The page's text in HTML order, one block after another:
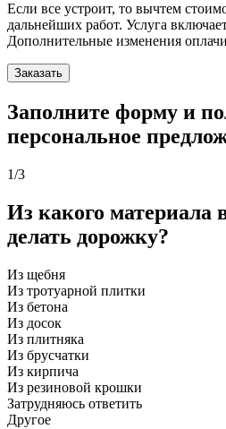
Если все устроит, то вычтем
дальнейших работ. Услуга
Дополнительные изменения
Заказать
Заполните форму и
персональное
1/3
Из какого материала
делать дорожку?
Из щебня
Из тротуарной плитки
Из бетона
Из досок
Из плитняка
Из брусчатки
Из кирпича
Из резиновой крошки
Затрудняюсь ответить
Другое